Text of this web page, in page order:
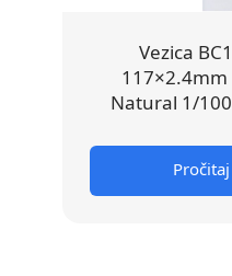
Vezica
Natural 1/